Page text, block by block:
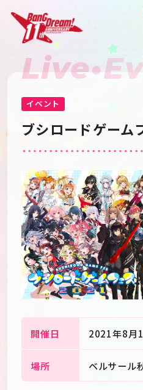
Home
Live•Event
Game
Schedule
Goods
イベント
ブシロードゲーム
開催日 2021年8月
場所 ベルサール